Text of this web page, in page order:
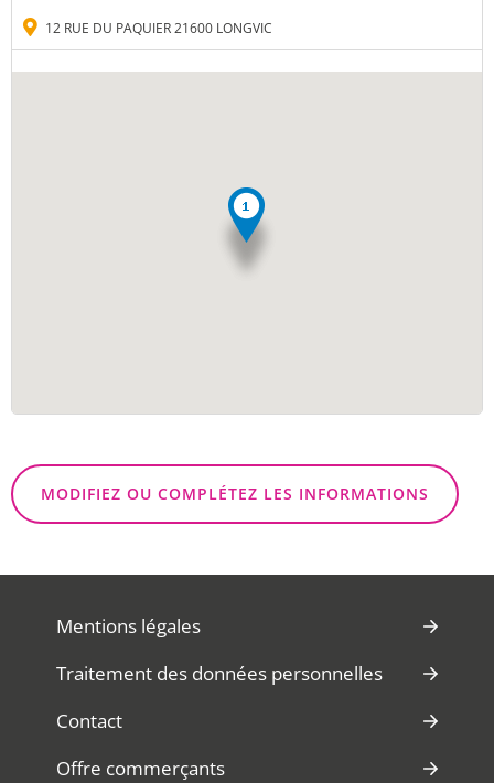
12 RUE DU PAQUIER 21600 LONGVIC
MODIFIEZ OU COMPLÉTEZ LES INFORMATIONS
Mentions légales
Traitement des données personnelles
Contact
Offre commerçants